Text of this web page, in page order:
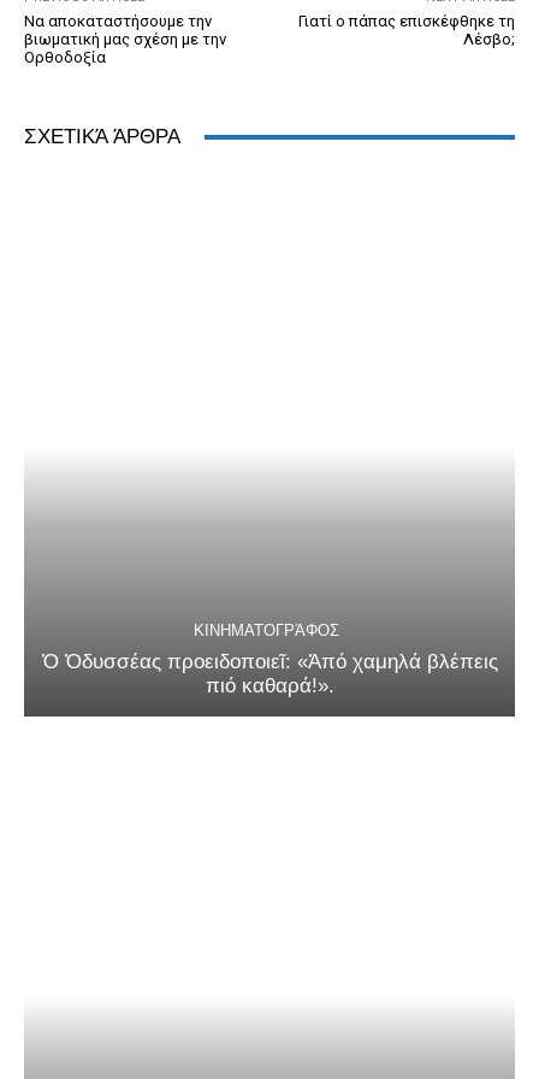
Να αποκαταστήσουμε την
βιωματική μας σχέση με την
Ορθοδοξία
Γιατί ο πάπας επισκέφθηκε τη
Λέσβο;
ΣΧΕΤΙΚΆ ΆΡΘΡΑ
ΚΙΝΗΜΑΤΟΓΡΆΦΟΣ
Ὁ Ὀδυσσέας προειδοποιεῖ: «Ἀπό χαμηλά βλέπεις
πιό καθαρά!».